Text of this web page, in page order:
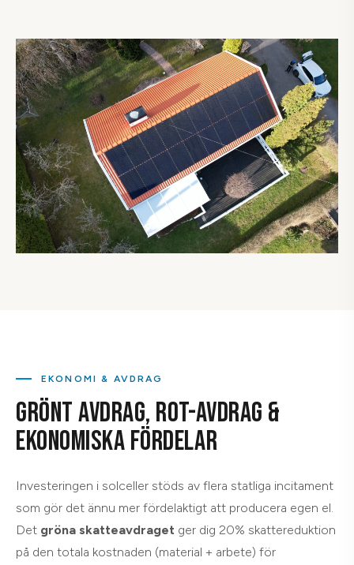
EKONOMI & AVDRAG
GRÖNT AVDRAG, ROT-AVDRAG &
EKONOMISKA FÖRDELAR
Investeringen i solceller stöds av flera statliga incitament
som gör det ännu mer fördelaktigt att producera egen el.
Det gröna skatteavdraget ger dig 20% skattereduktion
på den totala kostnaden (material + arbete) för